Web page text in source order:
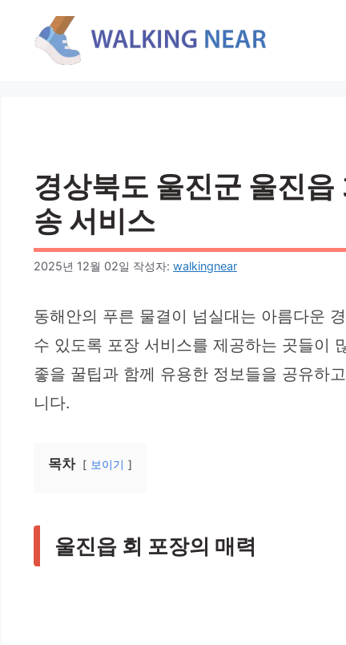
경상북도 울진군 울진
송 서비스
2025년 12월 02일 작성자: walkingnear
동해안의 푸른 물결이 넘실대는 아름다운
수 있도록 포장 서비스를 제공하는 곳들이
좋을 꿀팁과 함께 유용한 정보들을 공유하
니다.
목차 보이기
울진읍 회 포장의 매력